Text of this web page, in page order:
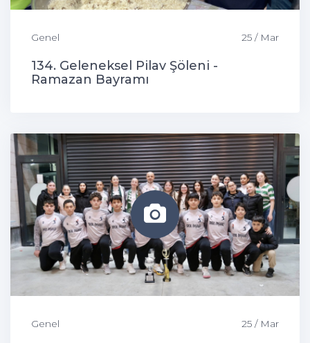
Genel 25 / Mar
134. Geleneksel Pilav Şöleni -
Ramazan Bayramı
Genel 25 / Mar